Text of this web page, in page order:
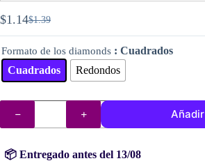
$1.39
El
precio
original
era:
$1.39.
$1.14El
precio
actual
es:
$1.14.
Formato de los diamonds : Cuadrados
Cuadrados
Redondos
DMC
diamantes
(cuentas)
518
Añadir
📦 Entregado antes del 13/08